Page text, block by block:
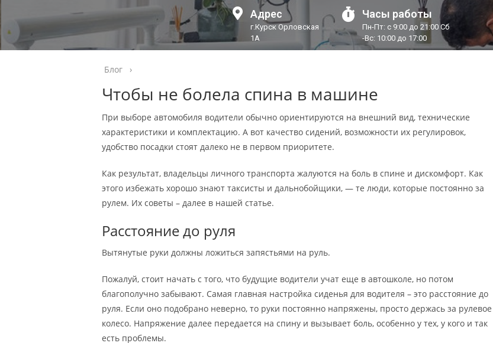
Адрес
г.Курск Орловская
1А
Часы работы
Пн-Пт: с 9:00 до 21:00 Сб
-Вс: 10:00 до 17:00
Блог ›
Чтобы не болела спина в машине
При выборе автомобиля водители обычно ориентируются на внешний вид, технические
характеристики и комплектацию. А вот качество сидений, возможности их регулировок,
удобство посадки стоят далеко не в первом приоритете.
Как результат, владельцы личного транспорта жалуются на боль в спине и дискомфорт. Как
этого избежать хорошо знают таксисты и дальнобойщики, — те люди, которые постоянно за
рулем. Их советы – далее в нашей статье.
Расстояние до руля
Вытянутые руки должны ложиться запястьями на руль.
Пожалуй, стоит начать с того, что будущие водители учат еще в автошколе, но потом
благополучно забывают. Самая главная настройка сиденья для водителя – это расстояние до
руля. Если оно подобрано неверно, то руки постоянно напряжены, просто держась за рулевое
колесо. Напряжение далее передается на спину и вызывает боль, особенно у тех, у кого и так
есть проблемы.